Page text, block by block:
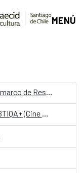
MENÚ
PROYECTO de COLABORACIÓN en el marco de Residencias entre Escuela de Arte de la Universidad Católica de Temuco (Chile), con el espacio de Residencias a Cobert y el Festival Ex Abrupto (España)
17° Festival Internacional de Cine LGBTIQA+ (Cine Movilh)